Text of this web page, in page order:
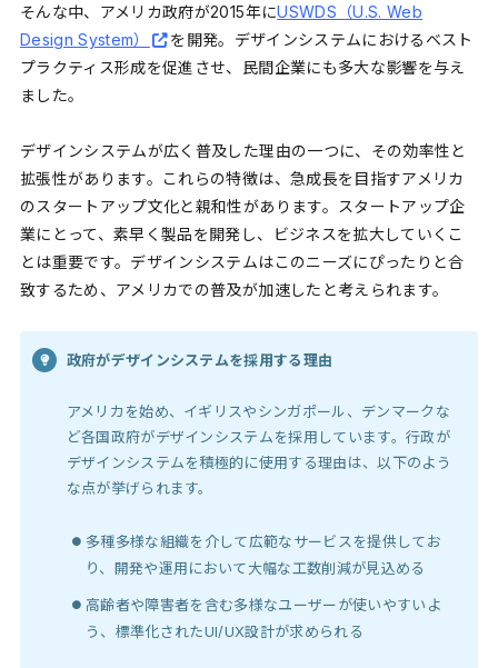
そんな中、アメリカ政府が2015年にUSWDS（U.S. Web
Design System）
を開発。デザインシステムにおけるベスト
プラクティス形成を促進させ、民間企業にも多大な影響を与え
ました。
デザインシステムが広く普及した理由の一つに、その効率性と
拡張性があります。これらの特徴は、急成長を目指すアメリカ
のスタートアップ文化と親和性があります。スタートアップ企
業にとって、素早く製品を開発し、ビジネスを拡大していくこ
とは重要です。デザインシステムはこのニーズにぴったりと合
致するため、アメリカでの普及が加速したと考えられます。
政府がデザインシステムを採用する理由
アメリカを始め、イギリスやシンガポール、デンマークな
ど各国政府がデザインシステムを採用しています。行政が
デザインシステムを積極的に使用する理由は、以下のよう
な点が挙げられます。
多種多様な組織を介して広範なサービスを提供してお
り、開発や運用において大幅な工数削減が見込める
高齢者や障害者を含む多様なユーザーが使いやすいよ
う、標準化されたUI/UX設計が求められる